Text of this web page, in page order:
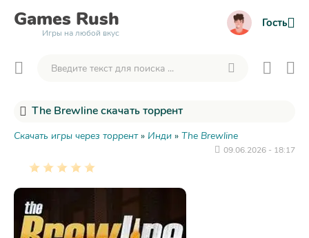
Games Rush
Игры на любой вкус
Гость
The Brewline скачать торрент
Скачать игры через торрент» Инди » The Brewline
09.06.2026 - 18:17